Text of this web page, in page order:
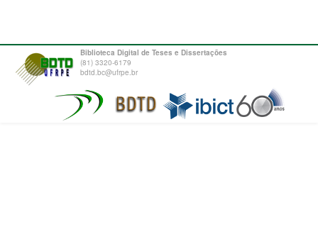
Biblioteca Digital de Teses e Dissertações
(81) 3320-6179
bdtd.bc@ufrpe.br